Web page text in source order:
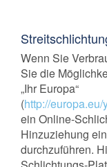
Wenn Sie
Sie die
„Ihr Europa“
(http://
ein Online-
Hinzuziehung
durchzuführen.